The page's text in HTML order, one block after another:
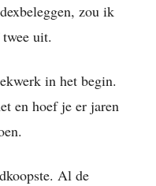
zou ik
uit.
in het begin.
en hoef je er jaren
Al de